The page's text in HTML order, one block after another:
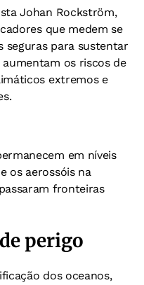
Johan Rockström,
que medem se
seguras para sustentar
os riscos de
extremos e
em níveis
os aerossóis na
fronteiras
perigo
dos oceanos,